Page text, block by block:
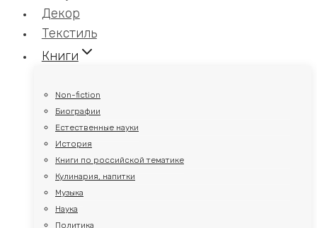
Декор
Текстиль
Книги
Non-fiction
Биографии
Естественные науки
История
Книги по российской тематике
Кулинария, напитки
Музыка
Наука
Политика